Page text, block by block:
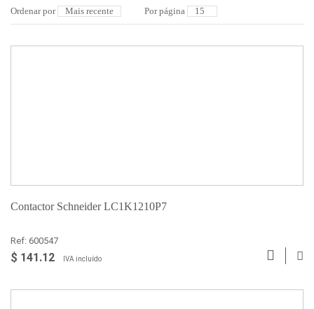
Ordenar por Por página
Contactor Schneider LC1K1210P7
Ref: 600547
$ 141.12 IVA incluído